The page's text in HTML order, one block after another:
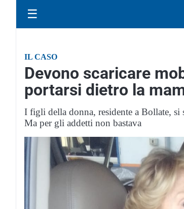
☰
IL CASO
Devono scaricare
portarsi dietro la
I figli della donna, residente a Bollate,
Ma per gli addetti non bastava